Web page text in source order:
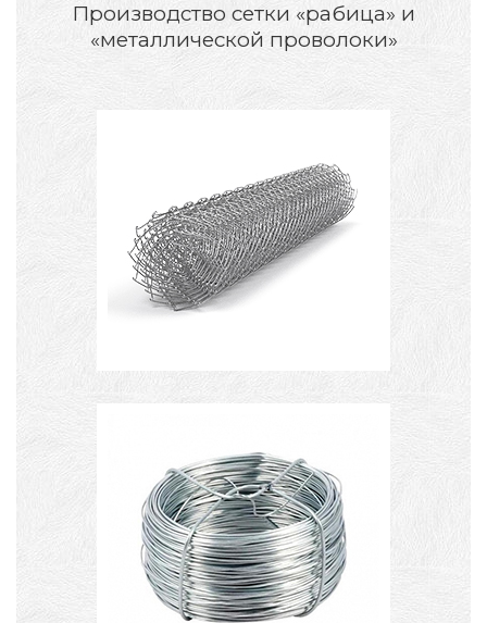
Производство сетки «рабица» и
«металлической проволоки»